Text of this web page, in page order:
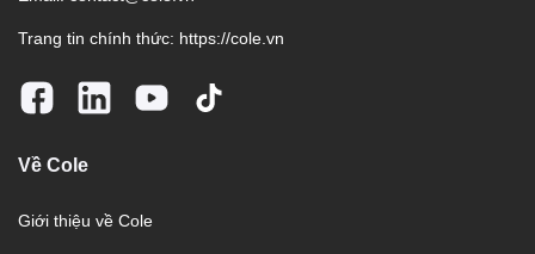
Trang tin chính thức: https://cole.vn
Về Cole
Giới thiệu về Cole